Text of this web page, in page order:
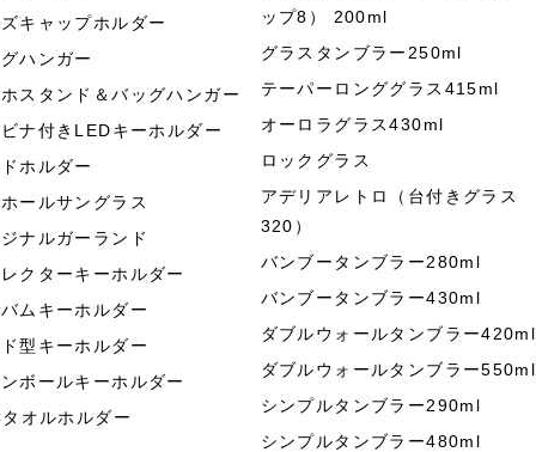
キャップホルダー
ハンガー
スタンド＆バッグハンガー
ナ付きLEDキーホルダー
ホルダー
ールサングラス
ナルガーランド
クターキーホルダー
ムキーホルダー
型キーホルダー
ボールキーホルダー
オルホルダー
ップ8） 200ml
グラスタンブラー250ml
テーパーロンググラス415ml
オーロラグラス430ml
ロックグラス
アデリアレトロ（台付きグラス
320）
バンブータンブラー280ml
バンブータンブラー430ml
ダブルウォールタンブラー420ml
ダブルウォールタンブラー550ml
シンプルタンブラー290ml
シンプルタンブラー480ml